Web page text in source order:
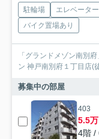
駐輪場 エレベーター
バイク置場あり
「グランドメゾン南別
ン 神戸南別府１丁目店(
募集中の部屋
403
5.5万
4階 /